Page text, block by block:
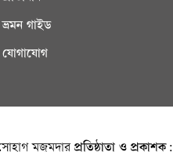
ভ্রমন গাইড
যোগাযোগ
সোহাগ মজুমদারপ্রতিষ্ঠাতা ও প্রকাশক: